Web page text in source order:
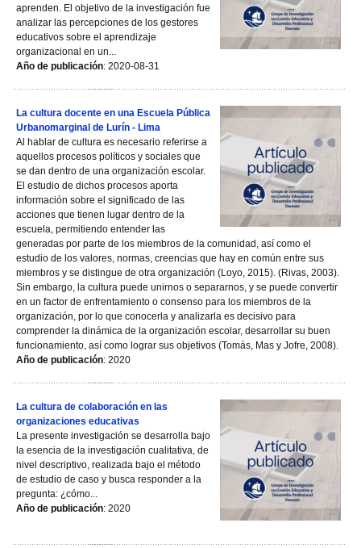
aprenden. El objetivo de la investigación fue
analizar las percepciones de los gestores
educativos sobre el aprendizaje
organizacional en un...
Año de publicación: 2020-08-31
La cultura docente en una Escuela Pública
Urbanomarginal de Lurín - Lima
Al hablar de cultura es necesario referirse a
aquellos procesos políticos y sociales que
se dan dentro de una organización escolar.
El estudio de dichos procesos aporta
información sobre el significado de las
acciones que tienen lugar dentro de la
escuela, permitiendo entender las
generadas por parte de los miembros de la comunidad, así como el
estudio de los valores, normas, creencias que hay en común entre sus
miembros y se distingue de otra organización (Loyo, 2015). (Rivas, 2003).
Sin embargo, la cultura puede unirnos o separarnos, y se puede convertir
en un factor de enfrentamiento o consenso para los miembros de la
organización, por lo que conocerla y analizarla es decisivo para
comprender la dinámica de la organización escolar, desarrollar su buen
funcionamiento, así como lograr sus objetivos (Tomás, Mas y Jofre, 2008).
Año de publicación: 2020
La cultura de colaboración en las
organizaciones educativas
La presente investigación se desarrolla bajo
la esencia de la investigación cualitativa, de
nivel descriptivo, realizada bajo el método
de estudio de caso y busca responder a la
pregunta: ¿cómo...
Año de publicación: 2020